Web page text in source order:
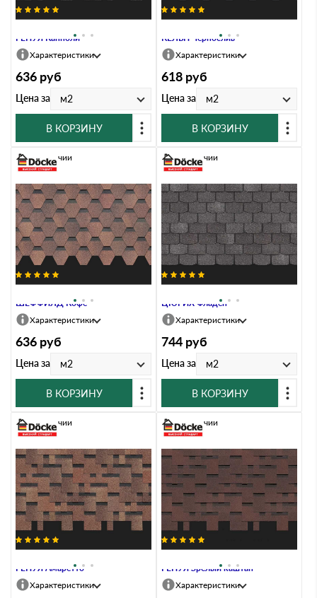
ГЕНУЯ Канноли
Характеристики
636 руб
Цена за м2
В КОРЗИНУ
КЁЛЬН Чернослив
Характеристики
618 руб
Цена за м2
В КОРЗИНУ
ШЕФФИЛД Кофе
В наличии
Характеристики
636 руб
Цена за м2
В КОРЗИНУ
ЦЮРИХ Фладен
В наличии
Характеристики
744 руб
Цена за м2
В КОРЗИНУ
ГЕНУЯ Амаретто
В наличии
Характеристики
ГЕНУЯ Зрелый каштан
В наличии
Характеристики